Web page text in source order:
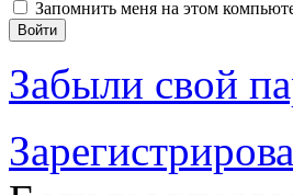
Запомнить меня на этом
Забыли свой